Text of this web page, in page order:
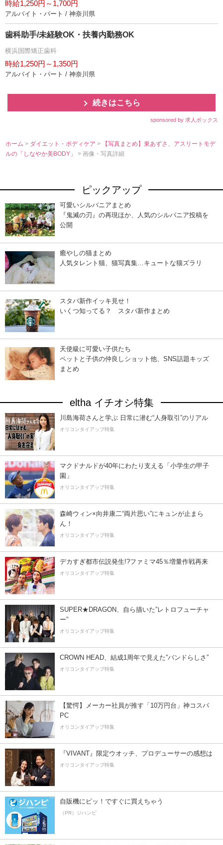
時給1,250円～1,700円
アルバイト・パート / 神奈川県
歯科助手/未経験OK・扶養内勤務OK
横浜国際矯正歯科
時給1,250円～1,350円
アルバイト・パート / 神奈川県
続きはこちら
sponsored by 求人ボックス
ホーム > ダイエット・ボディケア>
【写真まとめ】東あずさ、アスリートモデ
ルの「しなやか美BODY」> 画像・写真詳細
ピックアップ
可愛いシルバニアまとめ
『鬼滅の刃』の再現ほか、人気のシルバニア投稿を
公開
癒やしの猫まとめ
人気タレント猫、猫写真集…キュートな猫ズラリ
スタバ新作イッキ見せ！
いくつ知ってる？ スタバ新作まとめ
天使級に可愛い子供たち
ペットと子供の仲良しショット他、SNS話題キッズ
まとめ
eltha イチオシ特集
川島海荷さんと学ぶ 日常に潜む“人身取引”のリアル
オリコンタイアップ特集
マクドナルドが40年にわたり支える「小学生の甲子
園」
オリコンタイアップ特集
森崎ウィン×向井康二“両片思い”にキュンが止まら
ん！
オリコンタイアップ特集
デカすぎ都市伝説発生!?ファミマ45％増量作戦再来
オリコンタイアップ特集
SUPER★DRAGON、自ら描いた”レトロフューチャ
ー”
オリコンタイアップ特集
CROWN HEAD、結成1周年で見えた”バンドらしさ”
オリコンタイアップ特集
【驚愕】メーカー社員が推す「10万円台」神コスパ
PC
オリコンタイアップ特集
『VIVANT』限定ウオッチ、プロデューサーの感想は
オリコンタイアップ特集
自販機にピッ！ですぐに買えちゃう
（PR）ジハンピ